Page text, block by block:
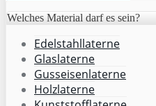
Welches Material darf es sein?
Edelstahllaterne
Glaslaterne
Gusseisenlaterne
Holzlaterne